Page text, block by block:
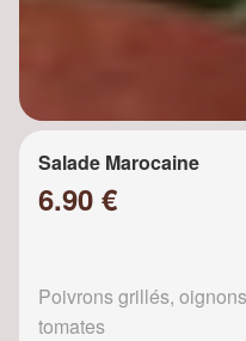
Salade Marocaine
6.90 €
Poivrons grillés,
tomates